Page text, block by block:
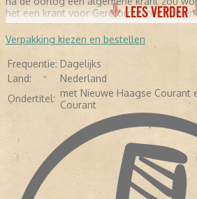
het een krant voor Gereformeerde
bijbehorende politieke partij Anti-
NA DE OORLOG
Sieuwert Bruins Slot was na de bevrijding
vanTrouw
. Daarnaast was hij voor de
Kamer. Zijn achtergrond kwam sterk naar
hoofdredactionele commentaren, zoals
Indonesië, christenen die overliepen naar
Dit duurde tot 1963. Uit het niets maakte
de wijze waarop hij commentaar gaf. Alle
werden als een belangrijk onderdeel van
beschouwd. Stichting De Christelijke
van de krant waakte, zag geen kwaad in
de krant in financieel zwaar weer kwam.
LEES VERDER
Verpakking kiezen en bestellen
Frequentie: Dagelijks
Land:
Nederland
Ondertitel: met Nieuwe Haagse Courant
Courant